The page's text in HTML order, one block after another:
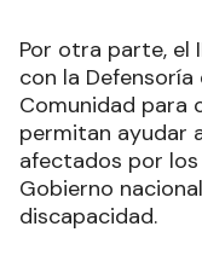
Por otra parte, el
con la
Comunidad para
permitan ayudar
afectados por
Gobierno
discapacidad.